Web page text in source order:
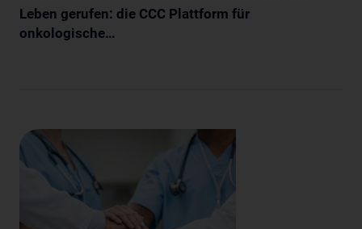
Leben gerufen: die CCC Plattform für
onkologische…